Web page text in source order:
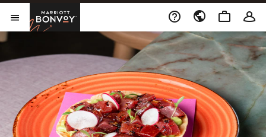
Skip to Content
メニューを開く
Marriott Bonvoy